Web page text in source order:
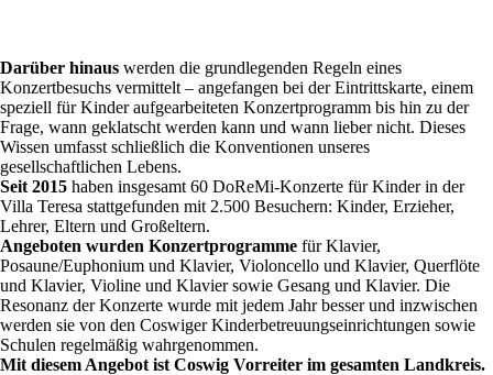
Darüber hinaus werden die grundlegenden Regeln eines
Konzertbesuchs vermittelt – angefangen bei der Eintrittskarte, einem
speziell für Kinder aufgearbeiteten Konzertprogramm bis hin zu der
Frage, wann geklatscht werden kann und wann lieber nicht. Dieses
Wissen umfasst schließlich die Konventionen unseres
gesellschaftlichen Lebens.
Seit 2015 haben insgesamt 60 DoReMi-Konzerte für Kinder in der
Villa Teresa stattgefunden mit 2.500 Besuchern: Kinder, Erzieher,
Lehrer, Eltern und Großeltern.
Angeboten wurden Konzertprogramme für Klavier,
Posaune/Euphonium und Klavier, Violoncello und Klavier, Querflöte
und Klavier, Violine und Klavier sowie Gesang und Klavier. Die
Resonanz der Konzerte wurde mit jedem Jahr besser und inzwischen
werden sie von den Coswiger Kinderbetreuungseinrichtungen sowie
Schulen regelmäßig wahrgenommen.
Mit diesem Angebot ist Coswig Vorreiter im gesamten Landkreis.